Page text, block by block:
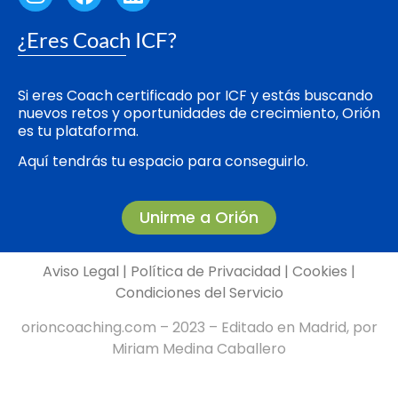
¿Eres Coach ICF?
Si eres Coach certificado por ICF y estás buscando
nuevos retos y oportunidades de crecimiento, Orión
es tu plataforma.
Aquí tendrás tu espacio para conseguirlo.
Unirme a Orión
Aviso Legal | Política de Privacidad | Cookies |
Condiciones del Servicio
orioncoaching.com – 2023 – Editado en Madrid, por
Miriam Medina Caballero